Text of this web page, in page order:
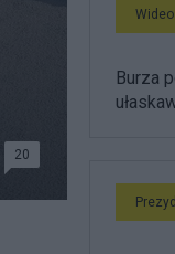
20
Burza